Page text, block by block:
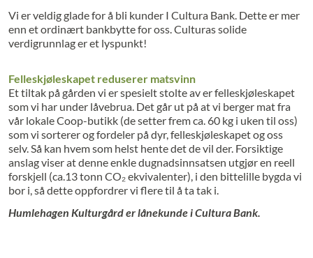
Vi er veldig glade for å bli kunder I Cultura Bank. Dette er mer
enn et ordinært bankbytte for oss. Culturas solide
verdigrunnlag er et lyspunkt!
Felleskjøleskapet reduserer matsvinn
Et tiltak på gården vi er spesielt stolte av er felleskjøleskapet
som vi har under låvebrua. Det går ut på at vi berger mat fra
vår lokale Coop-butikk (de setter frem ca. 60 kg i uken til oss)
som vi sorterer og fordeler på dyr, felleskjøleskapet og oss
selv. Så kan hvem som helst hente det de vil der. Forsiktige
anslag viser at denne enkle dugnadsinnsatsen utgjør en reell
forskjell (ca.13 tonn CO₂ ekvivalenter), i den bittelille bygda vi
bor i, så dette oppfordrer vi flere til å ta tak i.
Humlehagen Kulturgård er lånekunde i Cultura Bank.